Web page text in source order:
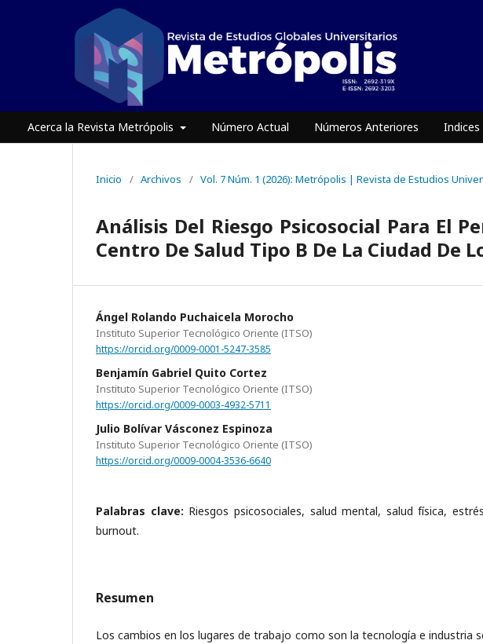
Acerca la Revista Metrópolis Número Actual Números Anteriores Indices
Inicio / Archivos / Vol. 7 Núm. 1 (2026): Metrópolis | Revista de Estudios
Análisis Del Riesgo Psicosocial Para El
Centro De Salud Tipo B De La Ciudad De
Ángel Rolando Puchaicela Morocho
Instituto Superior Tecnológico Oriente (ITSO)
https://orcid.org/0009-0001-5247-3585
Benjamín Gabriel Quito Cortez
Instituto Superior Tecnológico Oriente (ITSO)
https://orcid.org/0009-0003-4932-5711
Julio Bolívar Vásconez Espinoza
Instituto Superior Tecnológico Oriente (ITSO)
https://orcid.org/0009-0004-3536-6640
Palabras clave: Riesgos psicosociales, salud mental, salud física,
burnout.
Resumen
Los cambios en los lugares de trabajo como son la tecnología e industria